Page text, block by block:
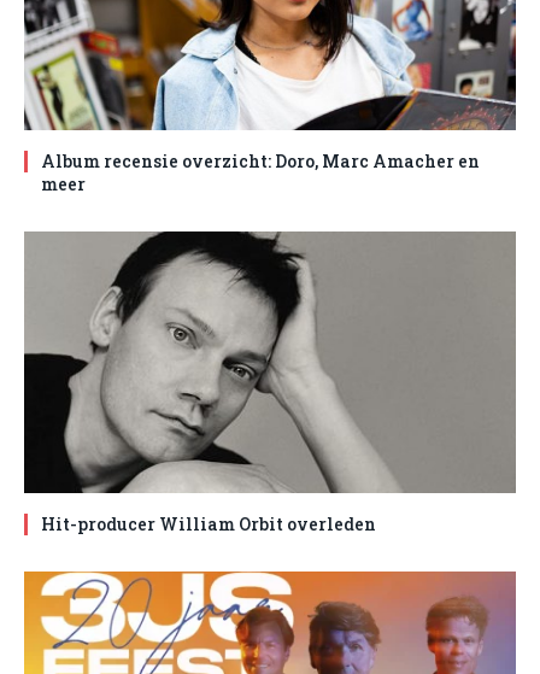
Album recensie overzicht: Doro, Marc Amacher en
meer
Hit-producer William Orbit overleden